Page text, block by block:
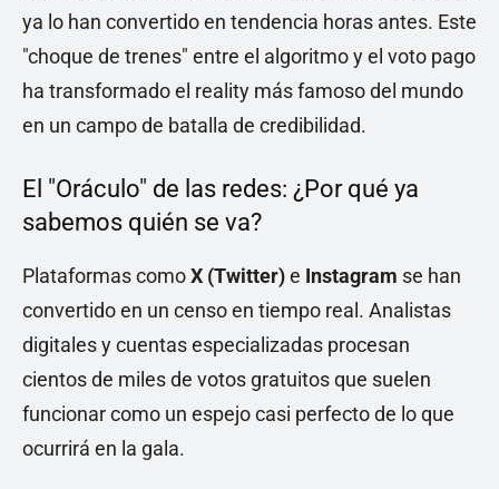
ya lo han convertido en tendencia horas antes. Este
"choque de trenes" entre el algoritmo y el voto pago
ha transformado el reality más famoso del mundo
en un campo de batalla de credibilidad.
El "Oráculo" de las redes: ¿Por qué ya
sabemos quién se va?
Plataformas comoX (Twitter)e Instagram se han
convertido en un censo en tiempo real. Analistas
digitales y cuentas especializadas procesan
cientos de miles de votos gratuitos que suelen
funcionar como un espejo casi perfecto de lo que
ocurrirá en la gala.